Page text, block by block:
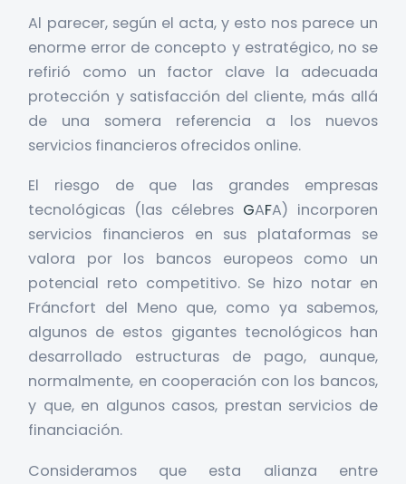
Al parecer, según el acta, y esto nos parece un
enorme error de concepto y estratégico, no se
refirió como un factor clave la adecuada
protección y satisfacción del cliente, más allá
de una somera referencia a los nuevos
servicios financieros ofrecidos online.
El riesgo de que las grandes empresas
tecnológicas (las célebres GAFA) incorporen
servicios financieros en sus plataformas se
valora por los bancos europeos como un
potencial reto competitivo. Se hizo notar en
Fráncfort del Meno que, como ya sabemos,
algunos de estos gigantes tecnológicos han
desarrollado estructuras de pago, aunque,
normalmente, en cooperación con los bancos,
y que, en algunos casos, prestan servicios de
financiación.
Consideramos que esta alianza entre